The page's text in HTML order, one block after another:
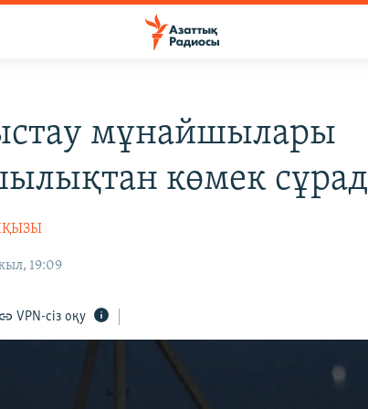
мұнайшылары
көмек
19:09
VPN-сіз оқу